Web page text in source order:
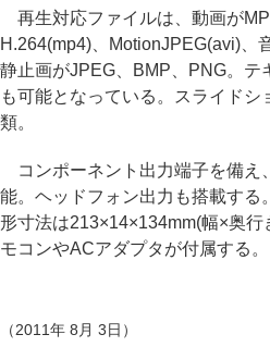
再生対応ファイルは、動画が
H.264(mp4)、MotionJPEG(avi)、
静止画がJPEG、BMP、PNG。テ
も可能となっている。スライド
類。
コンポーネント出力端子を備え
能。ヘッドフォン出力も搭載する
形寸法は213×14×134mm(幅×奥行
モコンやACアダプタが付属する。
（2011年 8月 3日）